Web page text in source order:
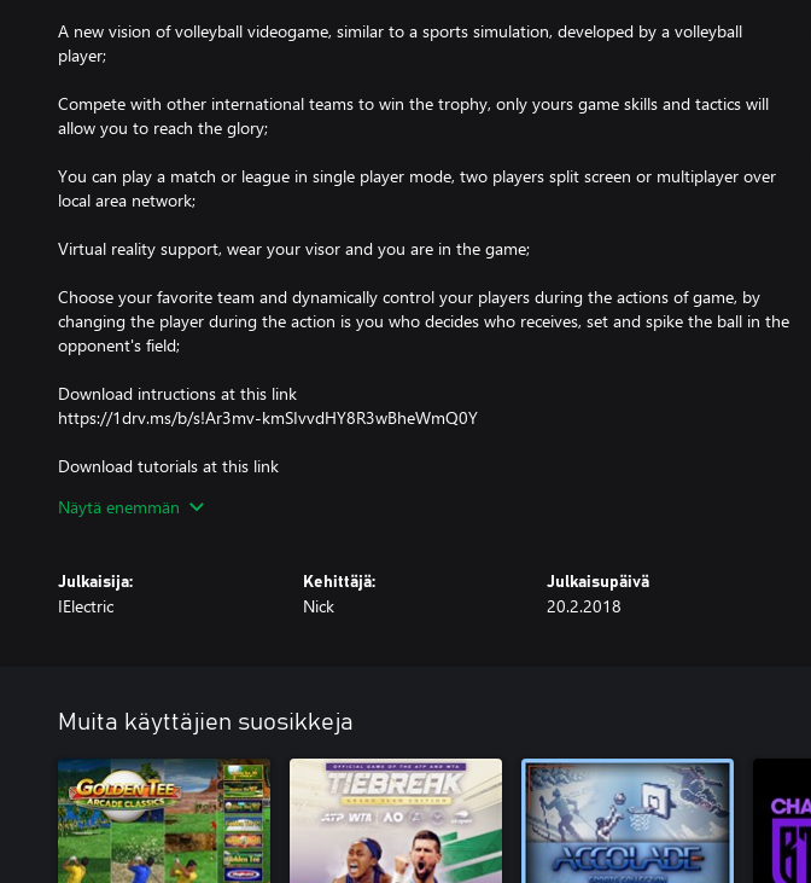
A new vision of volleyball videogame, similar to a sports simulation, developed by a volleyball
player;
Compete with other international teams to win the trophy, only yours game skills and tactics will
allow you to reach the glory;
You can play a match or league in single player mode, two players split screen or multiplayer over
local area network;
Virtual reality support, wear your visor and you are in the game;
Choose your favorite team and dynamically control your players during the actions of game, by
changing the player during the action is you who decides who receives, set and spike the ball in the
opponent's field;
Download intructions at this link
https://1drv.ms/b/s!Ar3mv-kmSIvvdHY8R3wBheWmQ0Y
Download tutorials at this link
Näytä enemmän
Julkaisija:
IElectric
Kehittäjä:
Nick
Julkaisupäivä
20.2.2018
Muita käyttäjien suosikkeja